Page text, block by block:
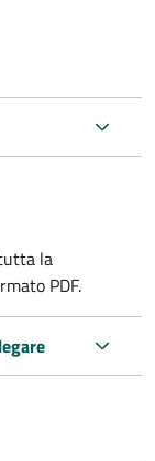
la
PDF.